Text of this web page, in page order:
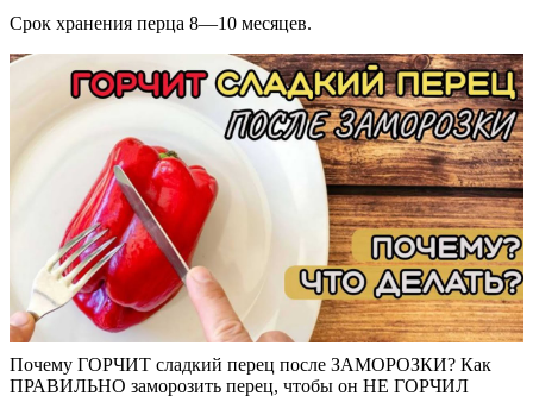
Срок хранения перца 8—10 месяцев.
Почему ГОРЧИТ сладкий перец после ЗАМОРОЗКИ? Как
ПРАВИЛЬНО заморозить перец, чтобы он НЕ ГОРЧИЛ